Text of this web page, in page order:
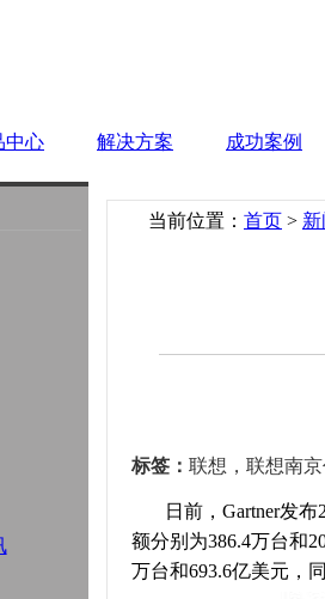
中心 解决方案 成功案例
当前位置： 首页 >
标签： 联想，联想南
日前，Gartner发布
额分别为386.4万台和
万台和693.6亿美元，